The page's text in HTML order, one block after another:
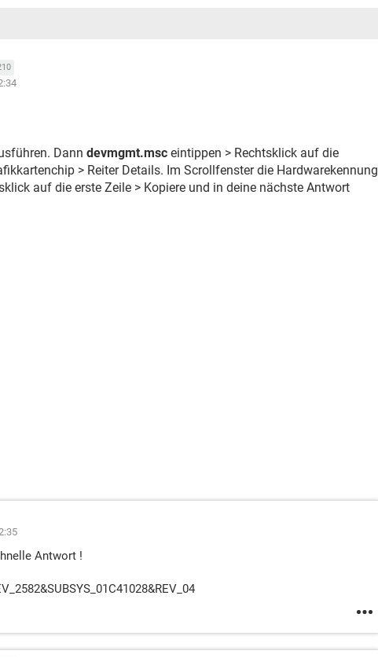
f40562c1 ----------
Grafiktreiber muss aktualisiert werden. Darum war ich auch auf
den richtigen Treiber zu finden und zu installieren!
Dann devmgmt.msc eintippen > Rechtsklick auf die
> Reiter Details. Im Scrollfenster die Hardwarekennung
auf die erste Zeile > Kopiere und in deine nächste Antwort
Antwort !